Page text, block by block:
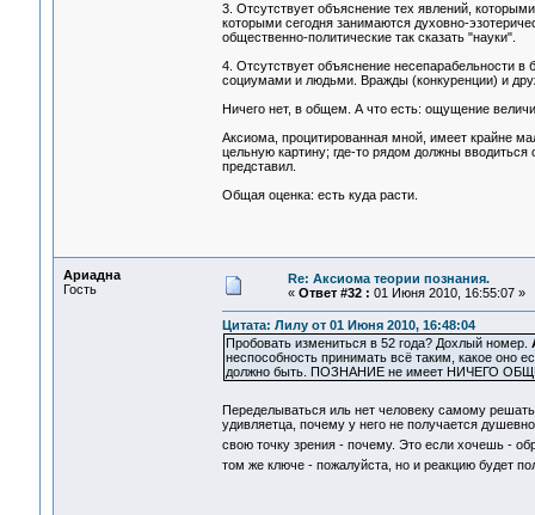
3. Отсутствует объяснение тех явлений,
которыми сегодня занимаются духовно-
общественно-политические так сказать "науки".
4. Отсутствует объяснение несепарабельности
социумами и людьми. Вражды (конкуренции) и
Ничего нет, в общем. А что есть: ощущение
Аксиома, процитированная мной, имеет крайне
цельную картину; где-то рядом должны вводиться
представил.
Общая оценка: есть куда расти.
Ариадна
Гость
Re: Аксиома теории познания.
« Ответ #32 : 01 Июня 2010, 16:55:07 »
Цитата: Лилу от 01 Июня 2010, 16:48:04
Пробовать измениться в 52 года? Дохлый номер.
неспособность принимать всё таким, какое оно
должно быть. ПОЗНАНИЕ не имеет НИЧЕГО
Переделываться иль нет человеку самому
удивляетца, почему у него не получается
свою точку зрения - почему. Это если хочешь -
том же ключе - пожалуйста, но и реакцию будет